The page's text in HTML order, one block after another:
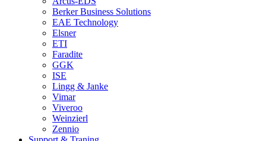
Berker Business Solutions
EAE Technology
Elsner
ETI
Faradite
GGK
ISE
Lingg & Janke
Vimar
Viveroo
Weinzierl
Zennio